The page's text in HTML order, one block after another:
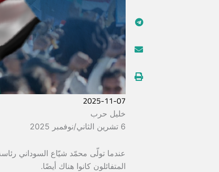
2025-11-07
خليل حرب
6 تشرين الثاني/نوفمبر 2025
المتفائلون كانوا هناك أيضًا.